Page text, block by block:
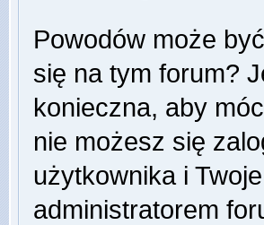
Powodów może
się na tym forum?
konieczna, aby
nie możesz się
użytkownika i
administratorem